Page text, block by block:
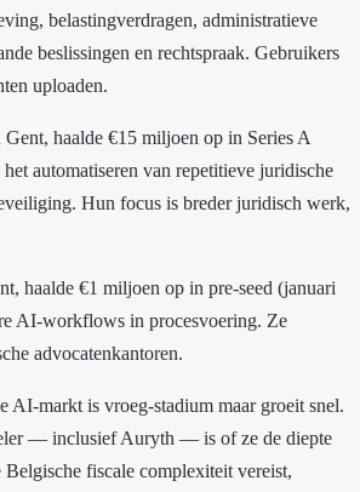
belastingverdragen, administratieve
beslissingen en rechtspraak. Gebruikers
uploaden.
Gent, haalde €15 miljoen op in Series A
automatiseren van repetitieve juridische
Hun focus is breder juridisch werk,
haalde €1 miljoen op in pre-seed (januari
AI-workflows in procesvoering. Ze
advocatenkantoren.
AI-markt is vroeg-stadium maar groeit snel.
— inclusief Auryth — is of ze de diepte
fiscale complexiteit vereist,